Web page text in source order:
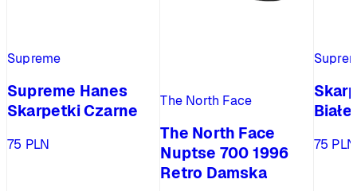
Supreme
Supreme Hanes
Skarpetki Czarne
75 PLN
The North Face
The North Face
Nuptse 700 1996
Retro Damska
75 PLN